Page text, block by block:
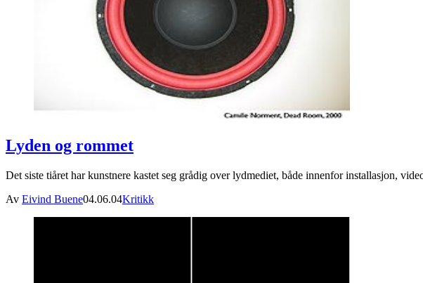
Lyden og rommet
Det siste tiåret har kunstnere kastet seg grådig over lydmediet, både innenfor installasjon,
Av Eivind Buene04.06.04Kritikk